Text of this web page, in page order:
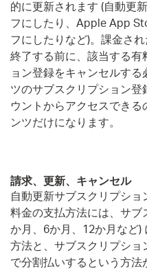
的に更新されます (自動更
フにしたり、Apple App
フにしたりなど)。課金さ
終了する前に、該当する有
ョン登録をキャンセルす
ツのサブスクリプション登
ウントからアクセスでき
ンツだけになります。
請求、更新、キャンセル
自動更新サブスクリプシ
料金の支払方法には、サブ
か月、6か月、12か月など)
方法と、サブスクリプショ
で分割払いするという方法